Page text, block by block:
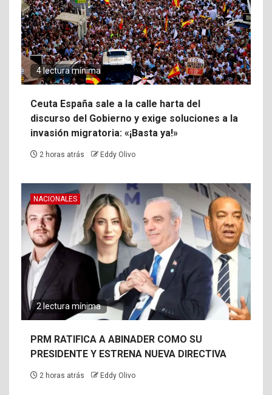
4 lectura mínima
Ceuta España sale a la calle harta del
discurso del Gobierno y exige soluciones a la
invasión migratoria: «¡Basta ya!»
2 horas atrás Eddy Olivo
NACIONALES
2 lectura mínima
PRM RATIFICA A ABINADER COMO SU
PRESIDENTE Y ESTRENA NUEVA DIRECTIVA
2 horas atrás Eddy Olivo